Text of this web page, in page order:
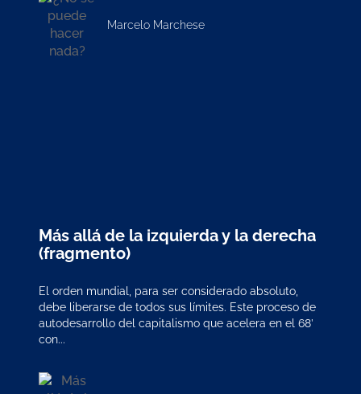
Marcelo Marchese
Más allá de la izquierda y la derecha
(fragmento)
El orden mundial, para ser considerado absoluto,
debe liberarse de todos sus límites. Este proceso de
autodesarrollo del capitalismo que acelera en el 68’
con...